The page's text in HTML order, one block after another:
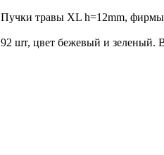
Пучки травы XL h=12mm, фирмы
92 шт, цвет бежевый и зеленый.